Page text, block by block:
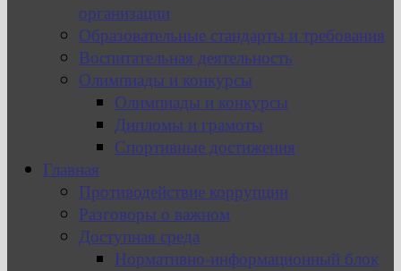
организации
Образовательные стандарты и требования
Воспитательная деятельность
Олимпиады и конкурсы
Олимпиады и конкурсы
Дипломы и грамоты
Спортивные достижения
Главная
Противодействие коррупции
Разговоры о важном
Доступная среда
Нормативно-информационный блок